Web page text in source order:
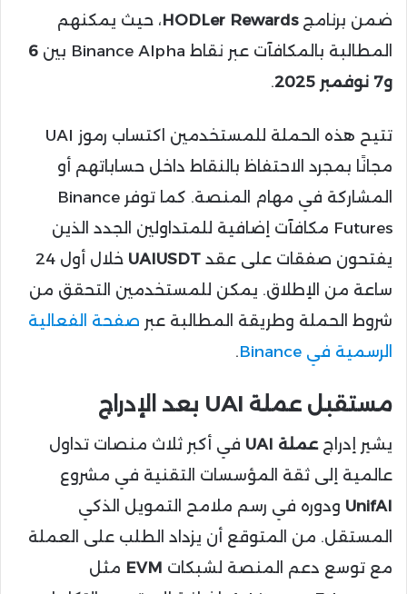
ضمن برنامجHODLer Rewards، حيث يمكنهم
المطالبة بالمكافآت عبر نقاط Binance Alpha بين
6
و7 نوفمبر 2025
.
تتيح هذه الحملة للمستخدمين اكتساب رموز UAI
مجانًا بمجرد الاحتفاظ بالنقاط داخل حساباتهم أو
المشاركة في مهام المنصة. كما توفر Binance
Futures مكافآت إضافية للمتداولين الجدد الذين
يفتحون صفقات على عقد UAIUSDT
خلال أول 24
ساعة من الإطلاق. يمكن للمستخدمين التحقق من
شروط الحملة وطريقة المطالبة عبر صفحة الفعالية
الرسمية في Binance
.
مستقبل عملة UAI بعد الإدراج
يشير إدراجعملة UAI
في أكبر ثلاث منصات تداول
عالمية إلى ثقة المؤسسات التقنية في مشروع
UnifAI ودوره في رسم ملامح التمويل الذكي
المستقل. من المتوقع أن يزداد الطلب على العملة
مع توسع دعم المنصة لشبكات EVM مثل